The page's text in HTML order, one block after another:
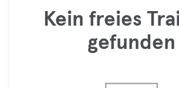
Kein freies
gefunden